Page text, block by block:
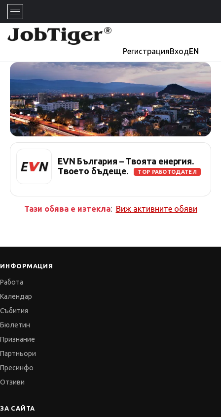
РегистрацияВходEN
EVN България – Твоята енергия.
Твоето бъдеще.
TOP РАБОТОДАТЕЛ
Тази обява е изтекла: Виж активните обяви
ИНФОРМАЦИЯ
Работа
Календар
Събития
Бюлетин
Признание
Партньори
Пресинфо
Отзиви
ЗА САЙТА